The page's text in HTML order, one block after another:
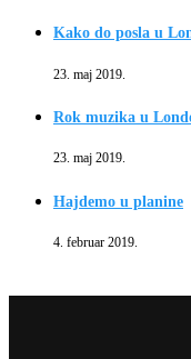
Kako do posla u
23. maj 2019.
Rok muzika u
23. maj 2019.
Hajdemo u planine
4. februar 2019.